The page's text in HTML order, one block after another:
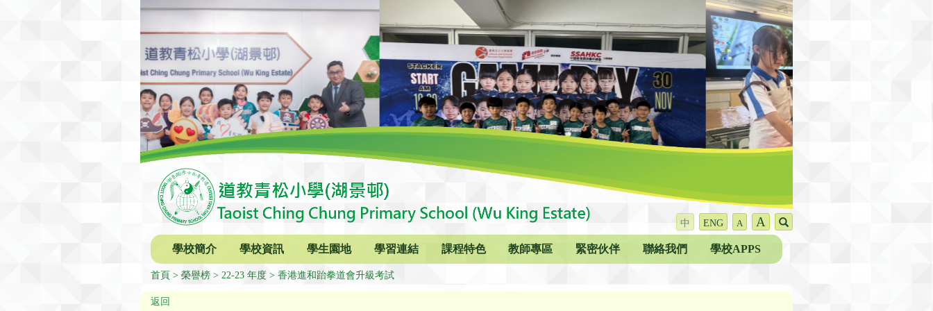
中 ENG A A
學校簡介 學校資訊 學生園地 學習連結 課程特色 教師專區 緊密伙伴 聯絡我們 學校APPS
首頁 榮譽榜 22-23 年度 香港進和跆拳道會升級考試
返回